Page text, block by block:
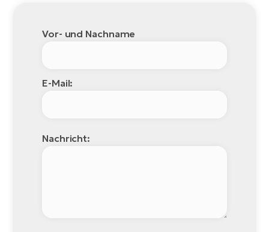
Vor- und Nachname
E-Mail:
Nachricht: